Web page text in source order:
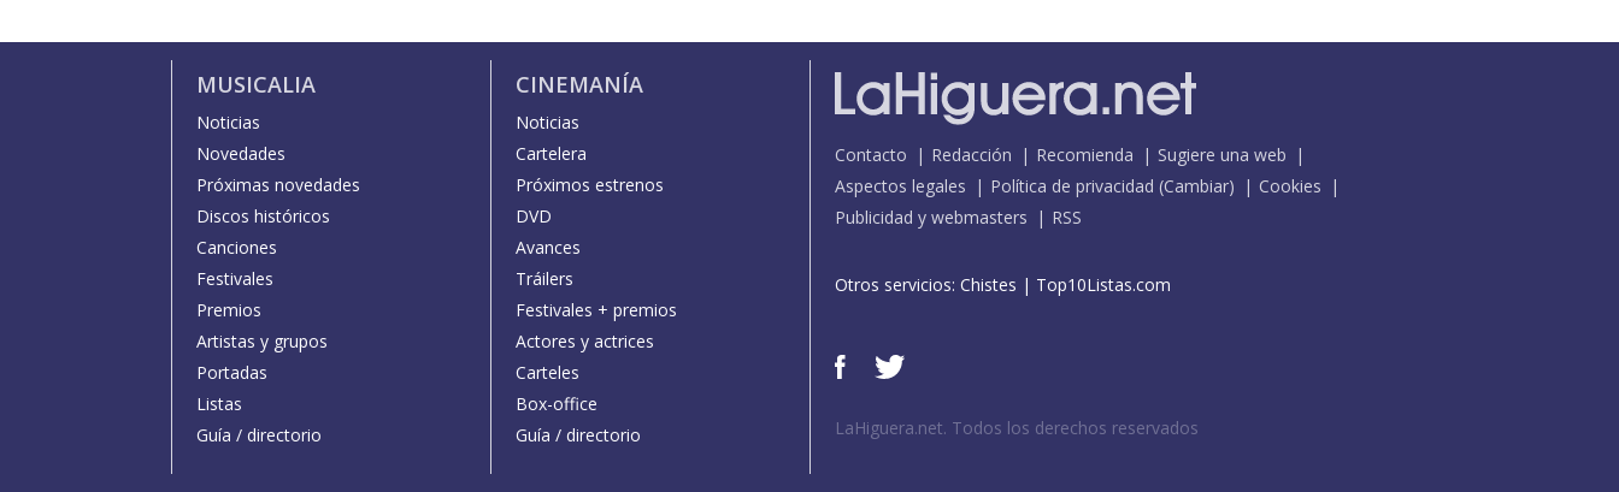
MUSICALIA
Noticias
Novedades
Próximas novedades
Discos históricos
Canciones
Festivales
Premios
Artistas y grupos
Portadas
Listas
Guía / directorio
CINEMANÍA
Noticias
Cartelera
Próximos estrenos
DVD
Avances
Tráilers
Festivales + premios
Actores y actrices
Carteles
Box-office
Guía / directorio
Contacto Redacción Recomienda
Sugiere una web
Aspectos legales
Política de privacidad (Cambiar)
Cookies
Publicidad y webmasters
RSS
Otros servicios: Chistes | Top10Listas.com
LaHiguera.net. Todos los derechos reservados